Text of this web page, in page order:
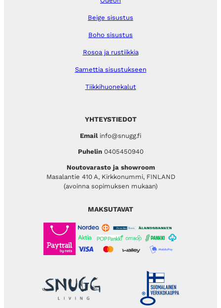
YHTEYSTIEDOT
Emailinfo@snugg.fi
Puhelin 0405450940
Noutovarasto ja showroom
Masalantie 410 A, Kirkkonummi, FINLAND
(avoinna sopimuksen mukaan)
Beige sisustus
Boho sisustus
Rosoa ja rustiikkia
Samettia sisustukseen
Tiikkihuonekalut
MAKSUTAVAT